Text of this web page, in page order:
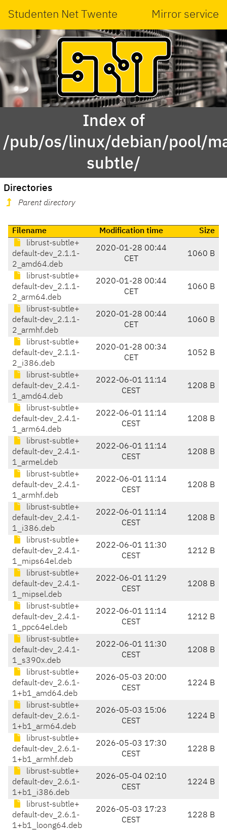
Studenten Net Twente Mirror service
Index of
/pub/os/linux/debian/pool/
subtle/
Directories
Parent directory
Filename Modification time
Size
librust-subtle+
default-dev_2.1.1-
2_amd64.deb
2020-01-28 00:44
CET
1060 B
librust-subtle+
default-dev_2.1.1-
2_arm64.deb
2020-01-28 00:44
CET
1060 B
librust-subtle+
default-dev_2.1.1-
2_armhf.deb
2020-01-28 00:44
CET
1060 B
librust-subtle+
default-dev_2.1.1-
2_i386.deb
2020-01-28 00:34
CET
1052 B
librust-subtle+
default-dev_2.4.1-
1_amd64.deb
2022-06-01 11:14
CEST
1208 B
librust-subtle+
default-dev_2.4.1-
1_arm64.deb
2022-06-01 11:14
CEST
1208 B
librust-subtle+
default-dev_2.4.1-
1_armel.deb
2022-06-01 11:14
CEST
1208 B
librust-subtle+
default-dev_2.4.1-
1_armhf.deb
2022-06-01 11:14
CEST
1208 B
librust-subtle+
default-dev_2.4.1-
1_i386.deb
2022-06-01 11:14
CEST
1208 B
librust-subtle+
default-dev_2.4.1-
1_mips64el.deb
2022-06-01 11:30
CEST
1212 B
librust-subtle+
default-dev_2.4.1-
1_mipsel.deb
2022-06-01 11:29
CEST
1208 B
librust-subtle+
default-dev_2.4.1-
1_ppc64el.deb
2022-06-01 11:14
CEST
1212 B
librust-subtle+
default-dev_2.4.1-
1_s390x.deb
2022-06-01 11:30
CEST
1208 B
librust-subtle+
default-dev_2.6.1-
1+b1_amd64.deb
2026-05-03 20:00
CEST
1224 B
librust-subtle+
default-dev_2.6.1-
1+b1_arm64.deb
2026-05-03 15:06
CEST
1224 B
librust-subtle+
default-dev_2.6.1-
1+b1_armhf.deb
2026-05-03 17:30
CEST
1228 B
librust-subtle+
default-dev_2.6.1-
1+b1_i386.deb
2026-05-04 02:10
CEST
1224 B
librust-subtle+
default-dev_2.6.1-
1+b1_loong64.deb
2026-05-03 17:23
CEST
1228 B